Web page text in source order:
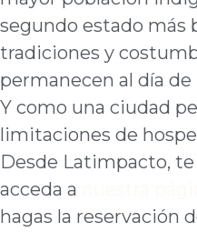
segundo estado más
tradiciones y
permanecen al día de
Y como una ciudad
limitaciones de
Desde Latimpacto,
acceda a
hagas la reservación